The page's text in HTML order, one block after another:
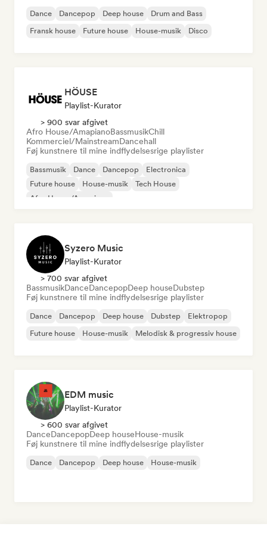
Dance Dancepop Deep house
Drum and Bass
Fransk house
Future house House-musik Disco
HÖUSE
Playlist-Kurator
> 900 svar afgivet
Afro House/AmapianoBassmusikChill
Kommerciel/MainstreamDancehall
Føj kunstnere til mine indflydelsesrige playlister
Bassmusik Dance Dancepop
Electronica
Future house
House-musik
Tech House
Afro House/Amapiano
Syzero Music
Playlist-Kurator
> 700 svar afgivet
BassmusikDanceDancepopDeep houseDubstep
Føj kunstnere til mine indflydelsesrige playlister
Dance Dancepop Deep house Dubstep
Elektropop
Future house
House-musik Melodisk & progressiv house
EDM music
Playlist-Kurator
> 600 svar afgivet
DanceDancepopDeep houseHouse-musik
Føj kunstnere til mine indflydelsesrige playlister
Dance Dancepop Deep house House-musik